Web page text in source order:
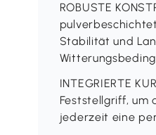
ROBUSTE
Stabilität und
INTEGRIERTE
Feststellgriff, um
jederzeit eine